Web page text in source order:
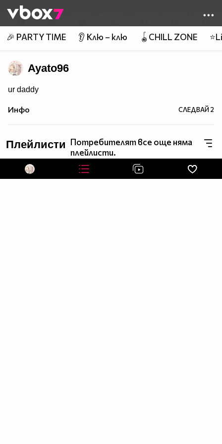
👾
🎉 PARTY TIME 👂 Клю – клю 🪀CHILL ZONE
Ayato96
ur daddy
Инфо СЛЕДВАЙ2
Плейлисти Потребителят все още няма
плейлисти.